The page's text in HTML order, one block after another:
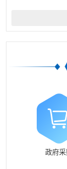
政府采